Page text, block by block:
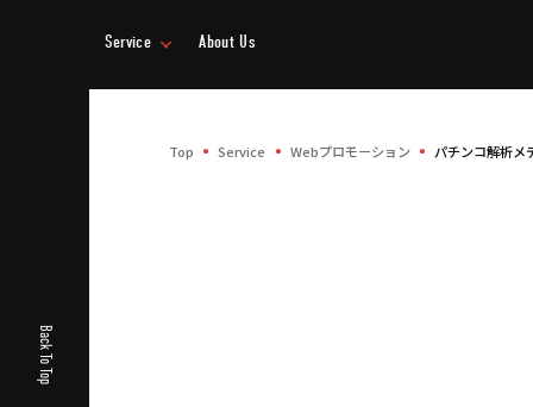
Service About Us
Top Service Webプロモーション パチンコ解析メ
Back To Top